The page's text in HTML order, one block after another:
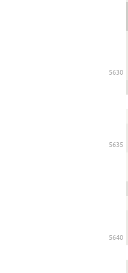
5630
5635
5640